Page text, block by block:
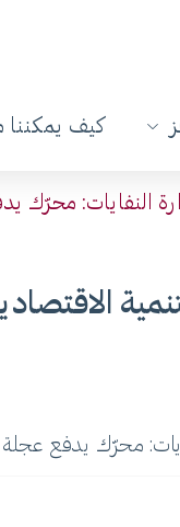
كيف
النفايات: محرّك
محرّك يدفع عجلة